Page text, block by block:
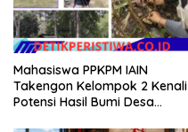
Mahasiswa PPKPM IAIN
Takengon Kelompok 2 Kenali
Potensi Hasil Bumi Desa